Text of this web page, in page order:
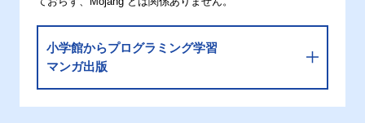
小学館からプログラミング学習
マンガ出版